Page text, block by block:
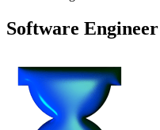
Software Engineer